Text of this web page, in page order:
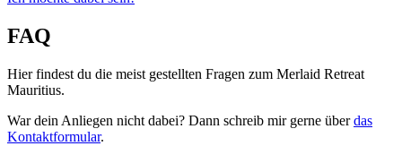
FAQ
Hier findest du die meist gestellten Fragen zum Merlaid Retreat
Mauritius.
War dein Anliegen nicht dabei? Dann schreib mir gerne überdas
Kontaktformular.